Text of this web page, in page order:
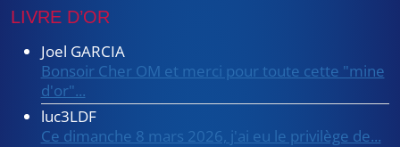
LIVRE D’OR
Joel GARCIA
Bonsoir Cher OM et merci pour toute cette "mine
d'or"...
luc3LDF
Ce dimanche 8 mars 2026, j'ai eu le privilège de...